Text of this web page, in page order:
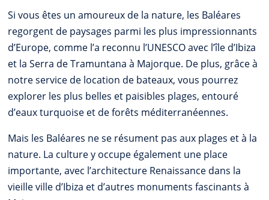
Si vous êtes un amoureux de la nature, les Baléares
regorgent de paysages parmi les plus impressionnants
d’Europe, comme l’a reconnu l’UNESCO avec l’île d’Ibiza
et la Serra de Tramuntana à Majorque. De plus, grâce à
notre service de location de bateaux, vous pourrez
explorer les plus belles et paisibles plages, entouré
d’eaux turquoise et de forêts méditerranéennes.
Mais les Baléares ne se résument pas aux plages et à la
nature. La culture y occupe également une place
importante, avec l’architecture Renaissance dans la
vieille ville d’Ibiza et d’autres monuments fascinants à